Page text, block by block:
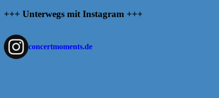
+++ Unterwegs mit Instagram +++
concertmoments.de